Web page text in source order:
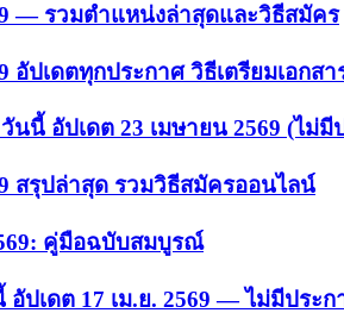
— รวมตำแหน่งล่าสุดและวิธีสมัคร
อัปเดตทุกประกาศ วิธีเตรียมเอกสา
นนี้ อัปเดต 23 เมษายน 2569 (ไม่มี
สรุปล่าสุด รวมวิธีสมัครออนไลน์
คู่มือฉบับสมบูรณ์
ปเดต 17 เม.ย. 2569 — ไม่มีประ